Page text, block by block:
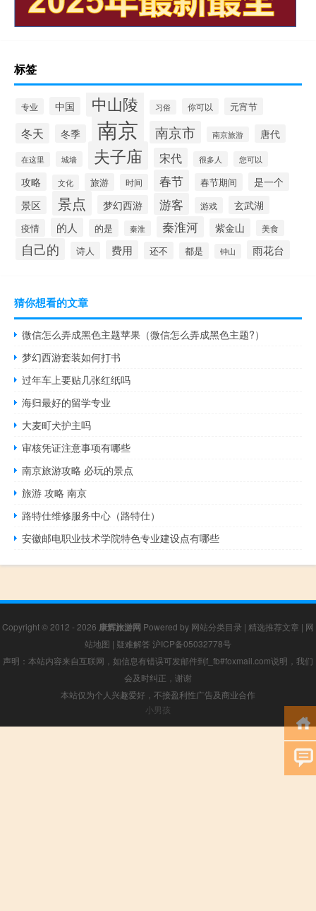
标签
专业 中国 中山陵 习俗 你可以 元宵节
冬天 冬季 南京 南京市 南京旅游 唐代
在这里 城墙 夫子庙 宋代 很多人 您可以
攻略 文化 旅游 时间 春节 春节期间
是一个
景区
景点 梦幻西游 游客 游戏 玄武湖
疫情 的人 的是 秦淮 秦淮河 紫金山 美食
自己的 诗人 费用 还不 都是 钟山 雨花台
猜你想看的文章
微信怎么弄成黑色主题苹果（微信怎么弄成黑色主题?）
梦幻西游套装如何打书
过年车上要贴几张红纸吗
海归最好的留学专业
大麦町犬护主吗
审核凭证注意事项有哪些
南京旅游攻略 必玩的景点
旅游 攻略 南京
路特仕维修服务中心（路特仕）
安徽邮电职业技术学院特色专业建设点有哪些
Copyright © 2012 - 2026 康辉旅游网 Powered by 网站分类目录 | 精选推荐文章 | 网
站地图 | 疑难解答 沪ICP备05032778号
声明：本站内容来自互联网，如信息有错误可发邮件到f_fb#foxmail.com说明，我们
会及时纠正，谢谢
本站仅为个人兴趣爱好，不接盈利性广告及商业合作
小男孩